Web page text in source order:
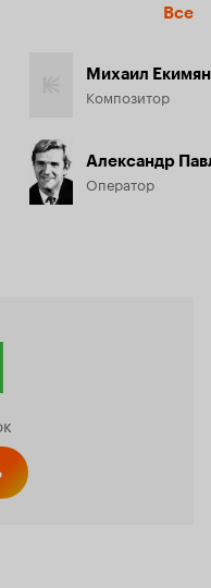
Все
Михаил Екимян
Композитор
Александр
Оператор